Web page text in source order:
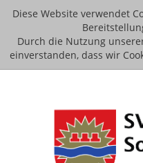
Diese Website verwendet
Durch die Nutzung
einverstanden, dass wir